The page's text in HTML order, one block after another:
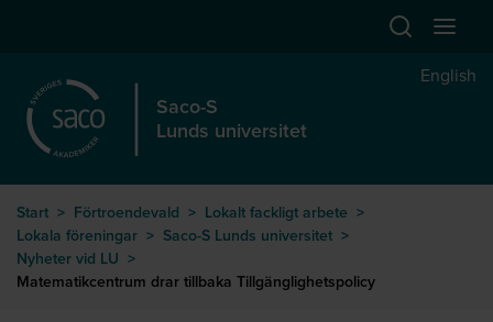
Öppna
Saco-S
Lunds universitet
English
Start > Förtroendevald > Lokalt fackligt arbete >
Lokala föreningar > Saco-S Lunds universitet >
Nyheter vid LU >
Matematikcentrum drar tillbaka Tillgänglighetspolicy